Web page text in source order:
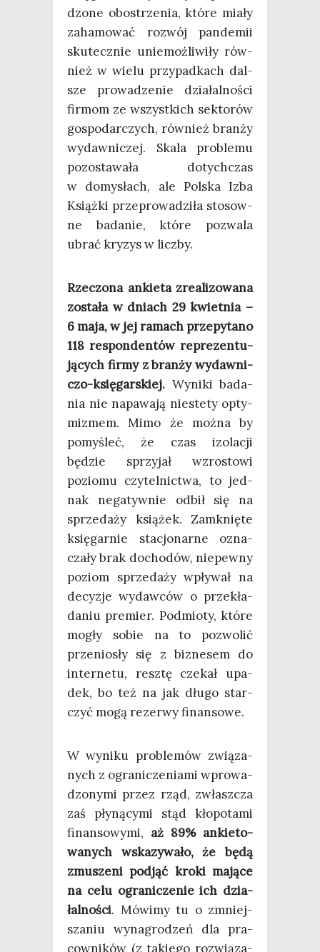
dzo­ne obostrze­nia, któ­re mia­ły
zaha­mo­wać roz­wój pan­de­mii
sku­tecz­nie unie­moż­li­wi­ły rów­
nież w wie­lu przy­pad­kach dal­
sze pro­wa­dze­nie dzia­łal­no­ści
fir­mom ze wszyst­kich sek­to­rów
gospo­dar­czych, rów­nież bran­ży
wydaw­ni­czej. Ska­la pro­ble­mu
pozo­sta­wa­ła dotych­czas
w domy­słach, ale Pol­ska Izba
Książ­ki prze­pro­wa­dzi­ła sto­sow­
ne bada­nie, któ­re pozwa­la
ubrać kry­zys w liczby.
Rze­czo­na ankie­ta zre­ali­zo­wa­na
zosta­ła w dniach 29 kwiet­nia –
6 maja, w jej ramach prze­py­ta­no
118 respon­den­tów repre­zen­tu­
ją­cych fir­my z bran­ży wydaw­ni­
czo-księ­gar­skiej. Wyni­ki bada­
nia nie napa­wa­ją nie­ste­ty opty­
mi­zmem. Mimo że moż­na by
pomy­śleć, że czas izo­la­cji
będzie sprzy­jał wzro­sto­wi
pozio­mu czy­tel­nic­twa, to jed­
nak nega­tyw­nie odbił się na
sprze­da­ży ksią­żek. Zamknię­te
księ­gar­nie sta­cjo­nar­ne ozna­
cza­ły brak docho­dów, nie­pew­ny
poziom sprze­da­ży wpły­wał na
decy­zje wydaw­ców o prze­kła­
da­niu pre­mier. Pod­mio­ty, któ­re
mogły sobie na to pozwo­lić
prze­nio­sły się z biz­ne­sem do
inter­ne­tu, resz­tę cze­kał upa­
dek, bo też na jak dłu­go star­
czyć mogą rezer­wy finansowe.
W wyni­ku pro­ble­mów zwią­za­
nych z ogra­ni­cze­nia­mi wpro­wa­
dzo­ny­mi przez rząd, zwłasz­cza
zaś pły­ną­cy­mi stąd kło­po­ta­mi
finan­so­wy­mi, aż 89% ankie­to­
wa­nych wska­zy­wa­ło, że będą
zmu­sze­ni pod­jąć kro­ki mają­ce
na celu ogra­ni­cze­nie ich dzia­
łal­no­ści. Mówi­my tu o zmniej­
sza­niu wyna­gro­dzeń dla pra­
cow­ni­ków (z takie­go roz­wią­za­